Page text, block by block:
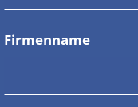
Firmenname